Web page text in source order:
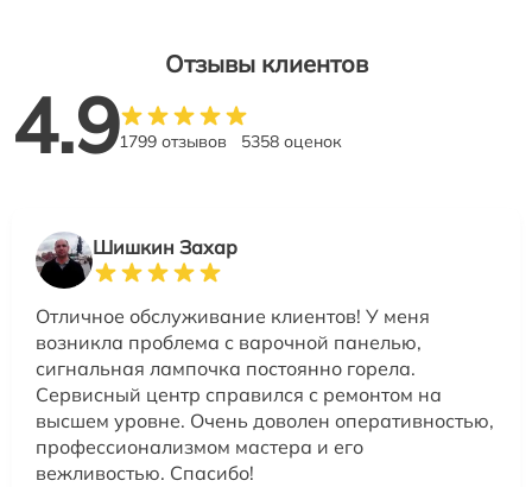
Отзывы клиентов
4.91799 отзывов 5358 оценок
Шишкин Захар
Отличное обслуживание клиентов! У меня
возникла проблема с варочной панелью,
сигнальная лампочка постоянно горела.
Сервисный центр справился с ремонтом на
высшем уровне. Очень доволен оперативностью,
профессионализмом мастера и его
вежливостью. Спасибо!